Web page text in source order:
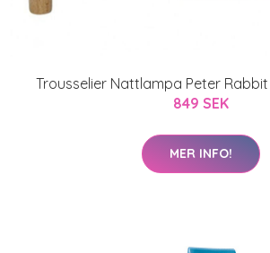
Trousselier Nattlampa Peter
849 SEK
MER INFO!